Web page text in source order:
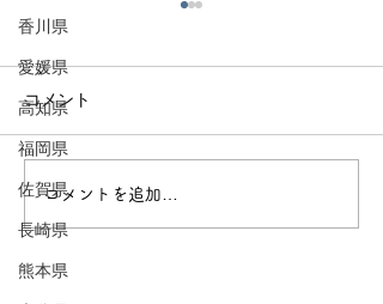
香川県
愛媛県
高知県
福岡県
佐賀県
長崎県
熊本県
岡山市〜岡山城のまち〜
コメント
コメントを追加…